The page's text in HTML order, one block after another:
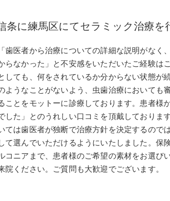
条に練馬区にてセラミック治療を
歯医者から治療についての詳細な説明がなく
らなかった」と不安感をいただいたご経験は
しても、何をされているか分からない状態が
ようなことがないよう、虫歯治療においても
ことをモットーに診療しております。患者様
した」とのうれしい口コミを頂戴しております
ては歯医者が独断で治療方針を決定するので
て選んでいただけるようにいたしました。保
コニアまで、患者様のご希望の素材をお選び
ください。ご質問も大歓迎でございます。